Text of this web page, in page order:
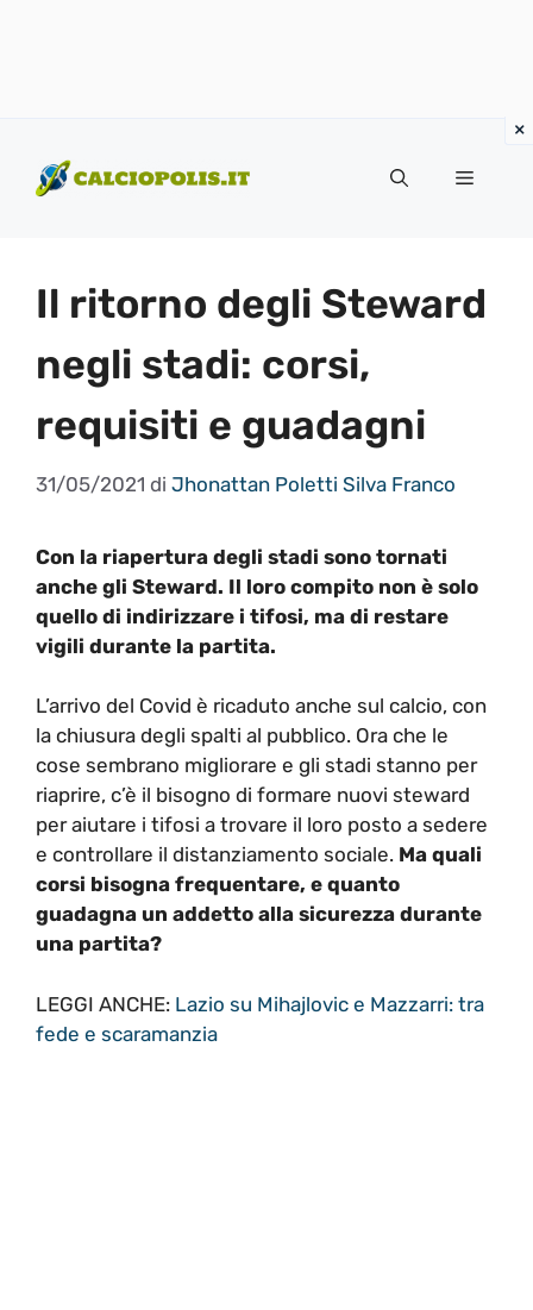
contenuto
Menu
Il ritorno degli Steward
negli stadi: corsi,
requisiti e guadagni
31/05/2021 di Jhonattan Poletti Silva Franco
Con la riapertura degli stadi sono tornati
anche gli Steward. Il loro compito non è solo
quello di indirizzare i tifosi, ma di restare
vigili durante la partita.
L’arrivo del Covid è ricaduto anche sul calcio, con
la chiusura degli spalti al pubblico. Ora che le
cose sembrano migliorare e gli stadi stanno per
riaprire, c’è il bisogno di formare nuovi steward
per aiutare i tifosi a trovare il loro posto a sedere
e controllare il distanziamento sociale. Ma quali
corsi bisogna frequentare, e quanto
guadagna un addetto alla sicurezza durante
una partita?
LEGGI ANCHE: Lazio su Mihajlovic e Mazzarri: tra
fede e scaramanzia